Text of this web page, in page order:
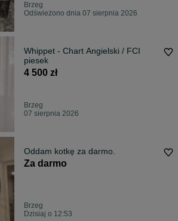
Brzeg
Odświeżono dnia 07 sierpnia 2026
Whippet - Chart Angielski / FCI
piesek
4 500 zł
Brzeg
07 sierpnia 2026
Oddam kotkę za darmo.
Za darmo
Brzeg
Dzisiaj o 12:53